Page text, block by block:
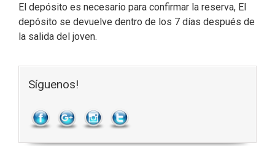
El depósito es necesario para confirmar la reserva, El
depósito se devuelve dentro de los 7 días después de
la salida del joven.
Síguenos!